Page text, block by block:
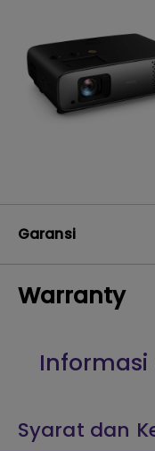
Garansi
Warranty
Informasi
Syarat dan